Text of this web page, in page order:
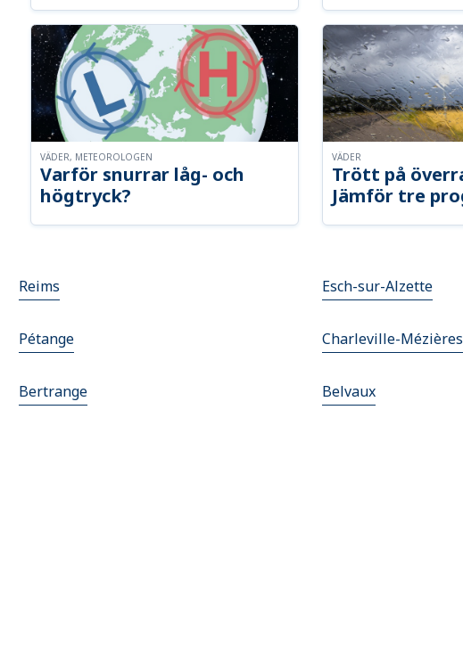
Varför snurrar låg- och
högtryck?
VÄDER, METEOROLOGEN
Trött på
Jämför tre
VÄDER
Reims Esch-sur-Alzette
Pétange Charleville-Mézières
Bertrange Belvaux